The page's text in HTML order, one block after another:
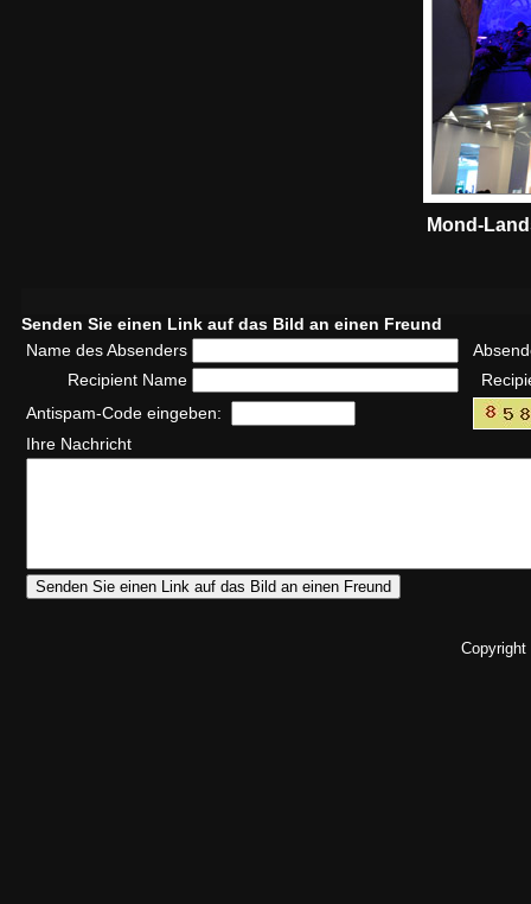
Mond-
Senden Sie einen Link auf das Bild an einen Freund
Name des Absenders
Recipient Name
Antispam-Code eingeben:
Ihre Nachricht